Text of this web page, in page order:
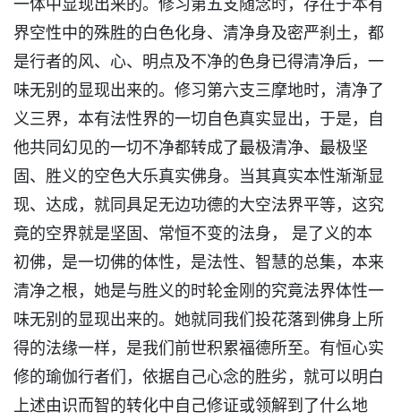
一体中显现出来的。修习第五支随念时，存在于本有
界空性中的殊胜的白色化身、清净身及密严刹土，都
是行者的风、心、明点及不净的色身已得清净后，一
味无别的显现出来的。修习第六支三摩地时，清净了
义三界，本有法性界的一切自色真实显出，于是，自
他共同幻见的一切不净都转成了最极清净、最极坚
固、胜义的空色大乐真实佛身。当其真实本性渐渐显
现、达成，就同具足无边功德的大空法界平等，这究
竟的空界就是坚固、常恒不变的法身， 是了义的本
初佛，是一切佛的体性，是法性、智慧的总集，本来
清净之根，她是与胜义的时轮金刚的究竟法界体性一
味无别的显现出来的。她就同我们投花落到佛身上所
得的法缘一样，是我们前世积累福德所至。有恒心实
修的瑜伽行者们，依据自己心念的胜劣，就可以明白
上述由识而智的转化中自己修证或领解到了什么地